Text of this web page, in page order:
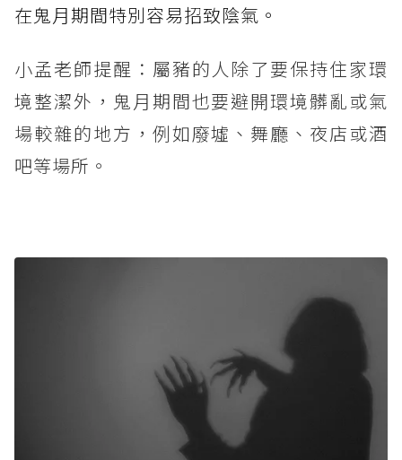
在鬼月期間特別容易招致陰氣。
小孟老師提醒：屬豬的人除了要保持住家環
境整潔外，鬼月期間也要避開環境髒亂或氣
場較雜的地方，例如廢墟、舞廳、夜店或酒
吧等場所。